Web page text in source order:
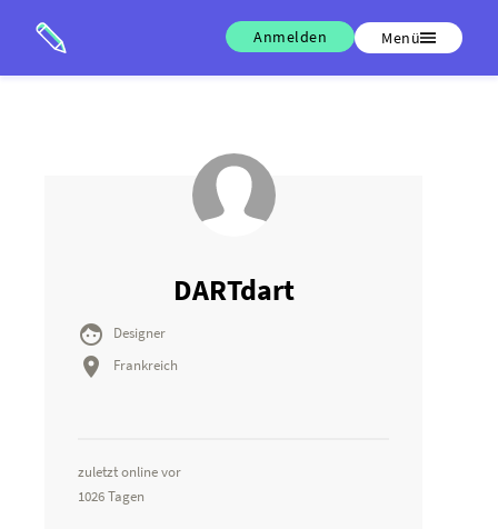
Anmelden Menü
DARTdart
 Designer
 Frankreich
zuletzt online vor
1026 Tagen